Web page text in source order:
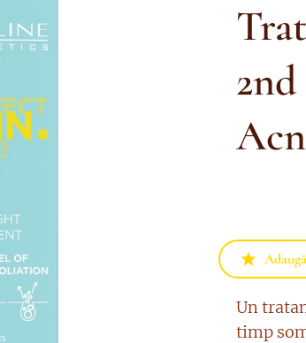
Un
timp